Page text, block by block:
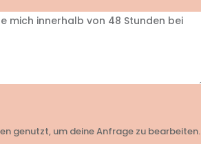
genutzt, um deine Anfrage zu bearbeiten.